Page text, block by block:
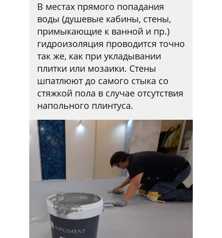
В местах прямого попадания
воды (душевые кабины, стены,
примыкающие к ванной и пр.)
гидроизоляция проводится точно
так же, как при укладывании
плитки или мозаики. Стены
шпатлюют до самого стыка со
стяжкой пола в случае отсутствия
напольного плинтуса.